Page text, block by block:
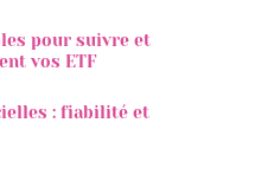
pour suivre et
vos ETF
: fiabilité et